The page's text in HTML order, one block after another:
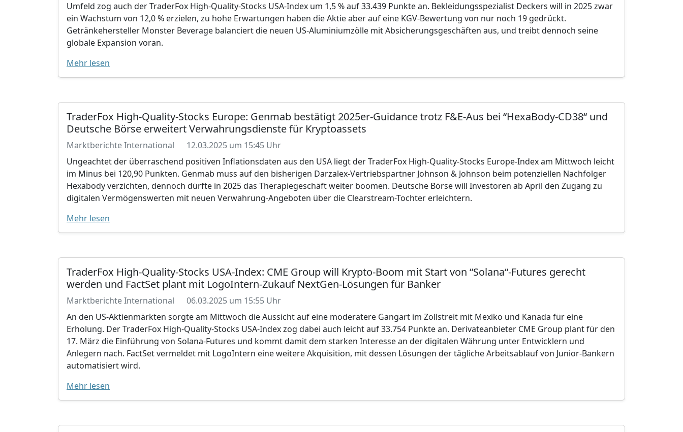
Umfeld zog auch der TraderFox High-Quality-Stocks USA-Index um 1,5 % auf 33.439 Punkte an. Bekleidungsspezialist Deckers will in 2025 zwar
ein Wachstum von 12,0 % erzielen, zu hohe Erwartungen haben die Aktie aber auf eine KGV-Bewertung von nur noch 19 gedrückt.
Getränkehersteller Monster Beverage balanciert die neuen US-Aluminiumzölle mit Absicherungsgeschäften aus, und treibt dennoch seine
globale Expansion voran.
Mehr lesen
TraderFox High-Quality-Stocks Europe: Genmab bestätigt 2025er-Guidance trotz F&E-Aus bei “HexaBody-CD38“ und
Deutsche Börse erweitert Verwahrungsdienste für Kryptoassets
Marktberichte International
12.03.2025 um 15:45 Uhr
Ungeachtet der überraschend positiven Inflationsdaten aus den USA liegt der TraderFox High-Quality-Stocks Europe-Index am Mittwoch leicht
im Minus bei 120,90 Punkten. Genmab muss auf den bisherigen Darzalex-Vertriebspartner Johnson & Johnson beim potenziellen Nachfolger
Hexabody verzichten, dennoch dürfte in 2025 das Therapiegeschäft weiter boomen. Deutsche Börse will Investoren ab April den Zugang zu
digitalen Vermögenswerten mit neuen Verwahrung-Angeboten über die Clearstream-Tochter erleichtern.
Mehr lesen
TraderFox High-Quality-Stocks USA-Index: CME Group will Krypto-Boom mit Start von “Solana“-Futures gerecht
werden und FactSet plant mit LogoIntern-Zukauf NextGen-Lösungen für Banker
Marktberichte International
06.03.2025 um 15:55 Uhr
An den US-Aktienmärkten sorgte am Mittwoch die Aussicht auf eine moderatere Gangart im Zollstreit mit Mexiko und Kanada für eine
Erholung. Der TraderFox High-Quality-Stocks USA-Index zog dabei auch leicht auf 33.754 Punkte an. Derivateanbieter CME Group plant für den
17. März die Einführung von Solana-Futures und kommt damit dem starken Interesse an der digitalen Währung unter Entwicklern und
Anlegern nach. FactSet vermeldet mit LogoIntern eine weitere Akquisition, mit dessen Lösungen der tägliche Arbeitsablauf von Junior-Bankern
automatisiert wird.
Mehr lesen